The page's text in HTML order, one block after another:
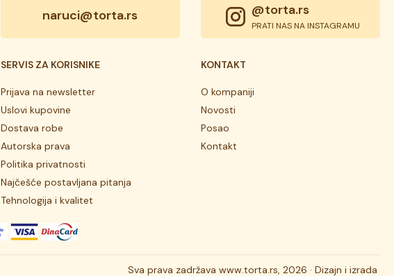
naruci@torta.rs @torta.rs
PRATI NAS NA INSTAGRAMU
SERVIS ZA KORISNIKE
Prijava na newsletter
Uslovi kupovine
Dostava robe
Autorska prava
Politika privatnosti
Najčešće postavljana pitanja
Tehnologija i kvalitet
KONTAKT
O kompaniji
Novosti
Posao
Kontakt
Sva prava zadržava www.torta.rs, 2026 · Dizajn i izrada